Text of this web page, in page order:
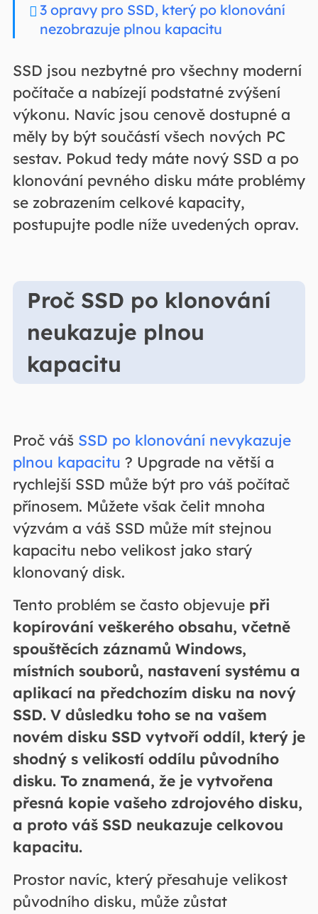
3 opravy pro SSD, který po klonování
nezobrazuje plnou kapacitu
SSD jsou nezbytné pro všechny moderní
počítače a nabízejí podstatné zvýšení
výkonu. Navíc jsou cenově dostupné a
měly by být součástí všech nových PC
sestav. Pokud tedy máte nový SSD a po
klonování pevného disku máte problémy
se zobrazením celkové kapacity,
postupujte podle níže uvedených oprav.
Proč SSD po klonování
neukazuje plnou
kapacitu
Proč váš SSD po klonování nevykazuje
plnou kapacitu ? Upgrade na větší a
rychlejší SSD může být pro váš počítač
přínosem. Můžete však čelit mnoha
výzvám a váš SSD může mít stejnou
kapacitu nebo velikost jako starý
klonovaný disk.
Tento problém se často objevuje při
kopírování veškerého obsahu, včetně
spouštěcích záznamů Windows,
místních souborů, nastavení systému a
aplikací na předchozím disku na nový
SSD. V důsledku toho se na vašem
novém disku SSD vytvoří oddíl, který je
shodný s velikostí oddílu původního
disku. To znamená, že je vytvořena
přesná kopie vašeho zdrojového disku,
a proto váš SSD neukazuje celkovou
kapacitu.
Prostor navíc, který přesahuje velikost
původního disku, může zůstat